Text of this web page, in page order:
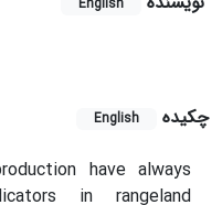
چکیده
English
have always
in rangeland